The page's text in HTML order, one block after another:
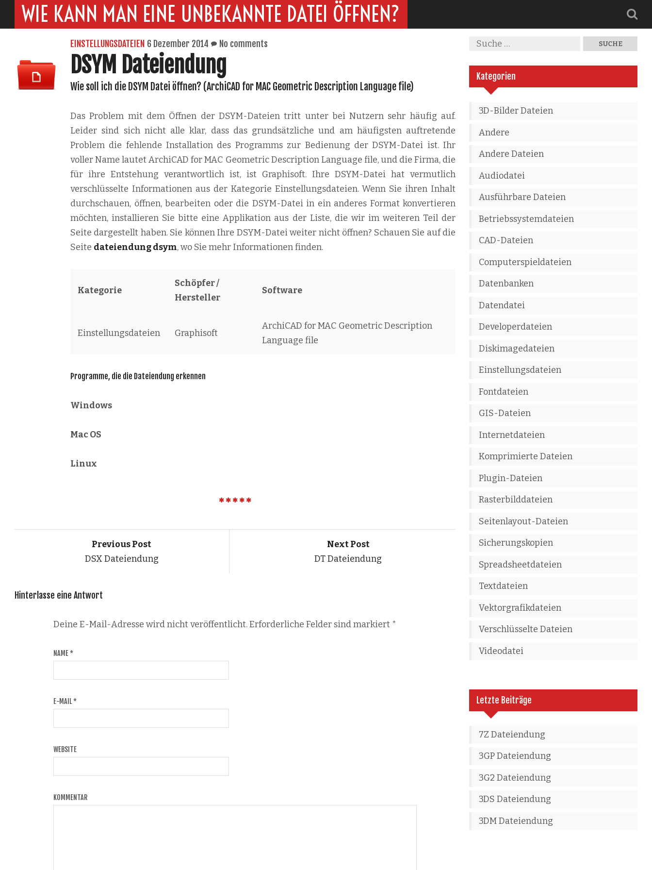
WIE KANN MAN EINE UNBEKANNTE DATEI ÖFFNEN?
EINSTELLUNGSDATEIEN 6 Dezember 2014 No comments
DSYM Dateiendung
Wie soll ich die DSYM Datei öffnen? (ArchiCAD for MAC Geometric Description Language file)
Das Problem mit dem Öffnen der DSYM-Dateien tritt unter bei Nutzern sehr häufig auf.
Leider sind sich nicht alle klar, dass das grundsätzliche und am häufigsten auftretende
Problem die fehlende Installation des Programms zur Bedienung der DSYM-Datei ist. Ihr
voller Name lautet ArchiCAD for MAC Geometric Description Language file, und die Firma, die
für ihre Entstehung verantwortlich ist, ist Graphisoft. Ihre DSYM-Datei hat vermutlich
verschlüsselte Informationen aus der Kategorie Einstellungsdateien. Wenn Sie ihren Inhalt
durchschauen, öffnen, bearbeiten oder die DSYM-Datei in ein anderes Format konvertieren
möchten, installieren Sie bitte eine Applikation aus der Liste, die wir im weiteren Teil der
Seite dargestellt haben. Sie können Ihre DSYM-Datei weiter nicht öffnen? Schauen Sie auf die
Seite dateiendung dsym, wo Sie mehr Informationen finden.
Kategorie
Schöpfer /
Hersteller
Software
Einstellungsdateien Graphisoft
ArchiCAD for MAC Geometric Description
Language file
Programme, die die Dateiendung erkennen
Windows
Mac OS
Linux
Previous Post
DSX Dateiendung
Next Post
DT Dateiendung
Hinterlasse eine Antwort
Deine E-Mail-Adresse wird nicht veröffentlicht. Erforderliche Felder sind markiert *
NAME*
E-MAIL*
WEBSITE
KOMMENTAR
Kategorien
3D-Bilder Dateien
Andere
Andere Dateien
Audiodatei
Ausführbare Dateien
Betriebssystemdateien
CAD-Dateien
Computerspieldateien
Datenbanken
Datendatei
Developerdateien
Diskimagedateien
Einstellungsdateien
Fontdateien
GIS-Dateien
Internetdateien
Komprimierte Dateien
Plugin-Dateien
Rasterbilddateien
Seitenlayout-Dateien
Sicherungskopien
Spreadsheetdateien
Textdateien
Vektorgrafikdateien
Verschlüsselte Dateien
Videodatei
Letzte Beiträge
7Z Dateiendung
3GP Dateiendung
3G2 Dateiendung
3DS Dateiendung
3DM Dateiendung